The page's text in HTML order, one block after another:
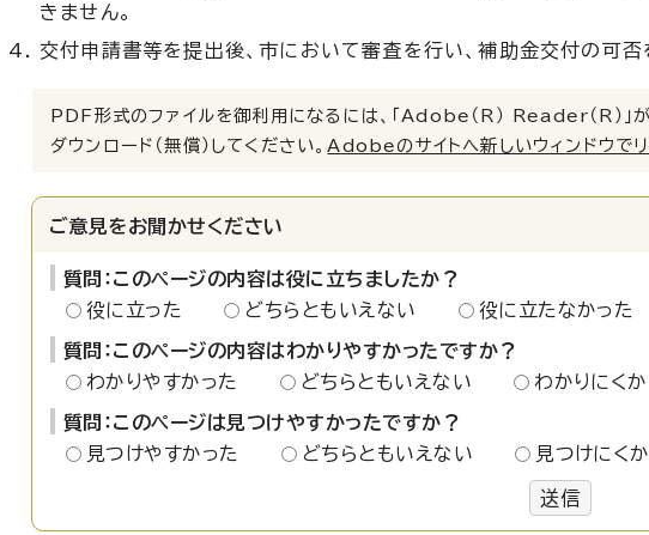
きません。
交付申請書等を提出後、市において審査を行い、補助金交付の可否
PDF形式のファイルを御利用になるには、「Adobe（R） Reader（R）
ダウンロード（無償）してください。 Adobeのサイトへ新しいウィンドウでリ
ご意見をお聞かせください
質問：このページの内容は役に立ちましたか？
役に立った
どちらともいえない 役に立たなかった
質問：このページの内容はわかりやすかったですか？
わかりやすかった
どちらともいえない わかりにく
質問：このページは見つけやすかったですか？
見つけやすかった
どちらともいえない 見つけにく
送信